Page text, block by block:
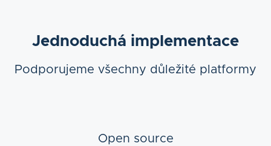
Jednoduchá implementace
Podporujeme všechny důležité platformy
Open source